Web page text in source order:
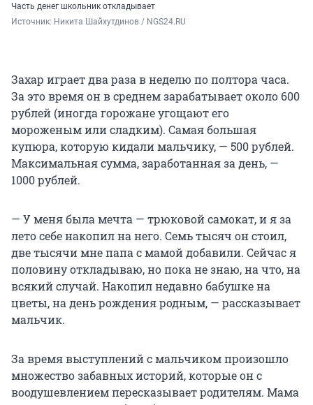
Часть денег школьник откладывает
Источник: Никита Шайхутдинов / NGS24.RU
Захар играет два раза в неделю по полтора часа.
За это время он в среднем зарабатывает около 600
рублей (иногда горожане угощают его
мороженым или сладким). Самая большая
купюра, которую кидали мальчику, — 500 рублей.
Максимальная сумма, заработанная за день, —
1000 рублей.
— У меня была мечта — трюковой самокат, и я за
лето себе накопил на него. Семь тысяч он стоил,
две тысячи мне папа с мамой добавили. Сейчас я
половину откладываю, но пока не знаю, на что, на
всякий случай. Накопил недавно бабушке на
цветы, на день рождения родным, — рассказывает
мальчик.
За время выступлений с мальчиком произошло
множество забавных историй, которые он с
воодушевлением пересказывает родителям. Мама